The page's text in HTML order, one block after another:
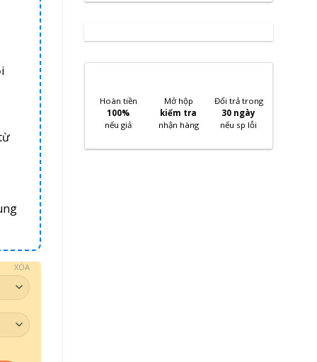
XÓA
Hoàn tiền
100%
nếu giả
Mở hộp
kiểm tra
nhận hàng
Đổi trả trong
30 ngày
nếu sp lỗi